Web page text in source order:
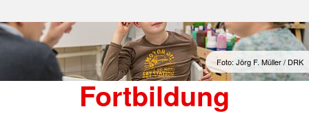
Foto: Jörg F. Müller / DRK
Fortbildung